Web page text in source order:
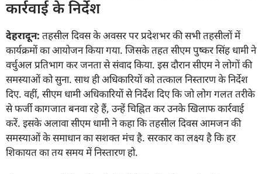
कार्रवाई के निर्देश
देहरादून: तहसील दिवस के अवसर पर प्रदेशभर की सभी तहसीलों में
कार्यक्रमों का आयोजन किया गया. जिसके तहत सीएम पुष्कर सिंह धामी ने
वर्चुअल प्रतिभाग कर जनता से संवाद किया. इस दौरान सीएम ने लोगों की
समस्याओं को सुना. साथ ही अधिकारियों को तत्काल निस्तारण के निर्देश
दिए. वहीं, सीएम धामी अधिकारियों से निर्देश दिए कि जो लोग गलत तरीके
से फर्जी कागजात बनवा रहे हैं, उन्हें चिह्नित कर उनके खिलाफ कार्रवाई
करें. इसके अलावा सीएम धामी ने कहा कि तहसील दिवस आमजन की
समस्याओं के समाधान का सशक्त मंच है. सरकार का लक्ष्य है कि हर
शिकायत का तय समय में निस्तारण हो.